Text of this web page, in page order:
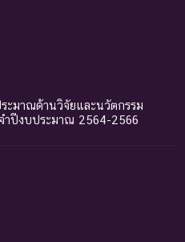
ะมาณด้านวิจัยและนวัตกรรม
ำปีงบประมาณ 2564-2566